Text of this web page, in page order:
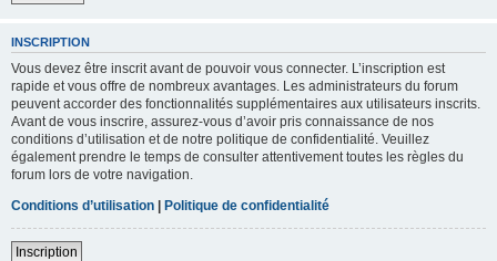
INSCRIPTION
Vous devez être inscrit avant de pouvoir vous connecter. L’inscription est
rapide et vous offre de nombreux avantages. Les administrateurs du forum
peuvent accorder des fonctionnalités supplémentaires aux utilisateurs inscrits.
Avant de vous inscrire, assurez-vous d’avoir pris connaissance de nos
conditions d’utilisation et de notre politique de confidentialité. Veuillez
également prendre le temps de consulter attentivement toutes les règles du
forum lors de votre navigation.
Conditions d’utilisation | Politique de confidentialité
Inscription